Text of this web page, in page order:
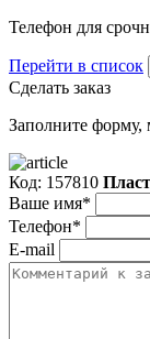
Телефон для
Перейти в список
Сделать заказ
Заполните
Код: 157810
Ваше имя*
Телефон*
E-mail